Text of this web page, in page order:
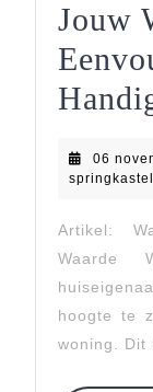
Jouw
06
Artikel:
Waarde
hoogte te
woning. Dit